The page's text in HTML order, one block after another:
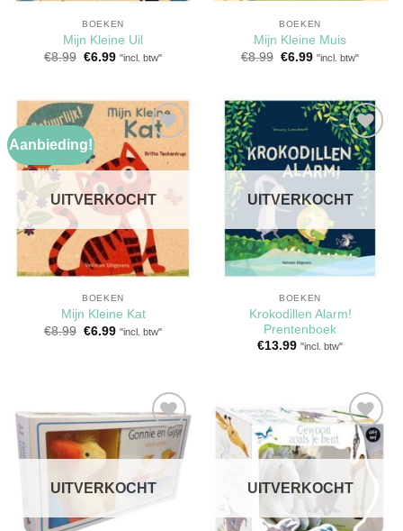
BOEKEN
Mijn Kleine Uil
€8.99 Oorspronkelijke
€6.99Huidige
"incl. btw"
BOEKEN
Mijn Kleine Muis
€8.99 Oorspronkelijke
€6.99Huidige
"incl. btw"
Aanbieding!
Toevoegen
aan
verlanglijst
UITVERKOCHT
BOEKEN
Mijn Kleine Kat
€8.99 Oorspronkelijke
€6.99Huidige
"incl. btw"
Toevoegen
aan
verlanglijst
UITVERKOCHT
BOEKEN
Krokodillen Alarm!
Prentenboek
€13.99 "incl. btw"
Toevoegen
aan
UITVERKOCHT
Toevoegen
aan
verlanglijst
UITVERKOCHT